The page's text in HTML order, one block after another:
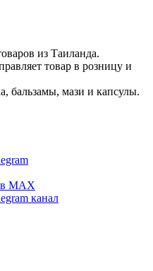
из Таиланда.
товар в розницу и
бальзамы, мази и капсулы.
MAX
канал